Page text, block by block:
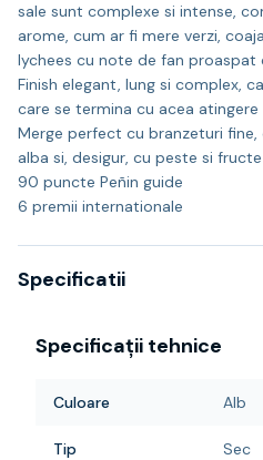
sale sunt complexe si intense,
arome, cum ar fi mere verzi,
lychees cu note de fan proaspat
Finish elegant, lung si complex,
care se termina cu acea
Merge perfect cu branzeturi
alba si, desigur, cu peste si
90 puncte Peñin guide
6 premii internationale
Specificatii
Specificații tehnice
Culoare Alb
Tip Sec